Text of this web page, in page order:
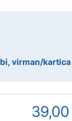
virman/